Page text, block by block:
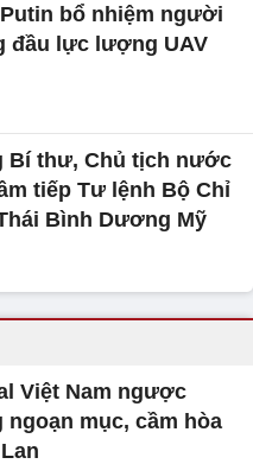
bổ nhiệm người
đầu lực lượng UAV
Bí thư, Chủ tịch nước
tiếp Tư lệnh Bộ Chỉ
Bình Dương Mỹ
Việt Nam ngược
ngoạn mục, cầm hòa